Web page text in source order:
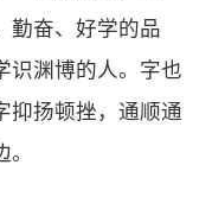
勤奋、好学的品
识渊博的人。字也
抑扬顿挫，通顺通